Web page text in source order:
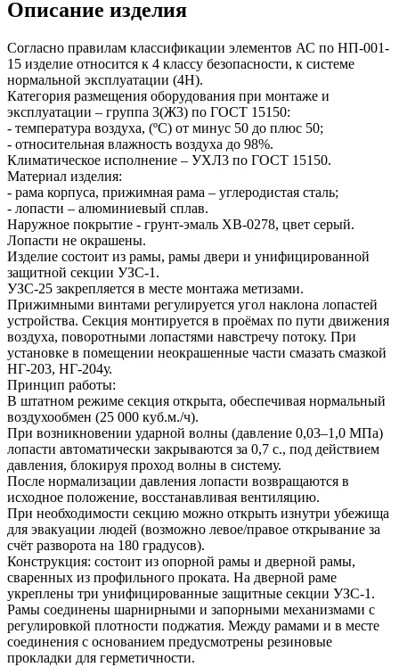
Описание изделия
Согласно правилам классификации элементов АС по НП-001-
15 изделие относится к 4 классу безопасности, к системе
нормальной эксплуатации (4Н).
Категория размещения оборудования при монтаже и
эксплуатации – группа 3(Ж3) по ГОСТ 15150:
- температура воздуха, (ºС) от минус 50 до плюс 50;
- относительная влажность воздуха до 98%.
Климатическое исполнение – УХЛ3 по ГОСТ 15150.
Материал изделия:
- рама корпуса, прижимная рама – углеродистая сталь;
- лопасти – алюминиевый сплав.
Наружное покрытие - грунт-эмаль ХВ-0278, цвет серый.
Лопасти не окрашены.
Изделие состоит из рамы, рамы двери и унифицированной
защитной секции УЗС-1.
УЗС-25 закрепляется в месте монтажа метизами.
Прижимными винтами регулируется угол наклона лопастей
устройства. Секция монтируется в проёмах по пути движения
воздуха, поворотными лопастями навстречу потоку. При
установке в помещении неокрашенные части смазать смазкой
НГ-203, НГ-204у.
Принцип работы:
В штатном режиме секция открыта, обеспечивая нормальный
воздухообмен (25 000 куб.м./ч).
При возникновении ударной волны (давление 0,03–1,0 МПа)
лопасти автоматически закрываются за 0,7 с., под действием
давления, блокируя проход волны в систему.
После нормализации давления лопасти возвращаются в
исходное положение, восстанавливая вентиляцию.
При необходимости секцию можно открыть изнутри убежища
для эвакуации людей (возможно левое/правое открывание за
счёт разворота на 180 градусов).
Конструкция: состоит из опорной рамы и дверной рамы,
сваренных из профильного проката. На дверной раме
укреплены три унифицированные защитные секции УЗС‑1.
Рамы соединены шарнирными и запорными механизмами с
регулировкой плотности поджатия. Между рамами и в месте
соединения с основанием предусмотрены резиновые
прокладки для герметичности.